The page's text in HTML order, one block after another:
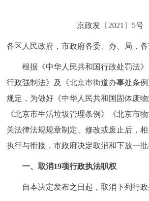
中介服务 阳光政务
政民互动
12345网上接诉即办 我要咨询
参与调查 在线访谈
走进北京
北京概况 十六区概览
京政发〔2021〕5号
各区人民政府，市政府各委、办、局，各
根据《中华人民共和国行政处罚法》
行政强制法》及《北京市街道办事处条
规定，为做好《中华人民共和国固体废物
《北京市生活垃圾管理条例》《北京市
关法律法规规章制定、修改或废止后，
执行与衔接，市政府决定取消和下放一批
一、取消19项行政执法职权
自本决定发布之日起，取消下列行政